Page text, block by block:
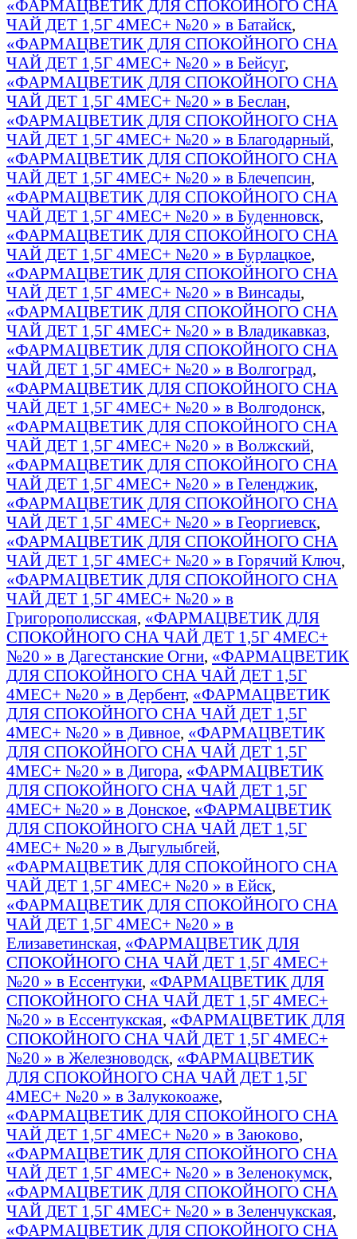
«ФАРМАЦВЕТИК ДЛЯ СПОКОЙНОГО СНА
ЧАЙ ДЕТ 1,5Г 4МЕС+ №20 » в Батайск,
«ФАРМАЦВЕТИК ДЛЯ СПОКОЙНОГО СНА
ЧАЙ ДЕТ 1,5Г 4МЕС+ №20 » в Бейсуг,
«ФАРМАЦВЕТИК ДЛЯ СПОКОЙНОГО СНА
ЧАЙ ДЕТ 1,5Г 4МЕС+ №20 » в Беслан,
«ФАРМАЦВЕТИК ДЛЯ СПОКОЙНОГО СНА
ЧАЙ ДЕТ 1,5Г 4МЕС+ №20 » в Благодарный,
«ФАРМАЦВЕТИК ДЛЯ СПОКОЙНОГО СНА
ЧАЙ ДЕТ 1,5Г 4МЕС+ №20 » в Блечепсин,
«ФАРМАЦВЕТИК ДЛЯ СПОКОЙНОГО СНА
ЧАЙ ДЕТ 1,5Г 4МЕС+ №20 » в Буденновск,
«ФАРМАЦВЕТИК ДЛЯ СПОКОЙНОГО СНА
ЧАЙ ДЕТ 1,5Г 4МЕС+ №20 » в Бурлацкое,
«ФАРМАЦВЕТИК ДЛЯ СПОКОЙНОГО СНА
ЧАЙ ДЕТ 1,5Г 4МЕС+ №20 » в Винсады,
«ФАРМАЦВЕТИК ДЛЯ СПОКОЙНОГО СНА
ЧАЙ ДЕТ 1,5Г 4МЕС+ №20 » в Владикавказ,
«ФАРМАЦВЕТИК ДЛЯ СПОКОЙНОГО СНА
ЧАЙ ДЕТ 1,5Г 4МЕС+ №20 » в Волгоград,
«ФАРМАЦВЕТИК ДЛЯ СПОКОЙНОГО СНА
ЧАЙ ДЕТ 1,5Г 4МЕС+ №20 » в Волгодонск,
«ФАРМАЦВЕТИК ДЛЯ СПОКОЙНОГО СНА
ЧАЙ ДЕТ 1,5Г 4МЕС+ №20 » в Волжский,
«ФАРМАЦВЕТИК ДЛЯ СПОКОЙНОГО СНА
ЧАЙ ДЕТ 1,5Г 4МЕС+ №20 » в Геленджик,
«ФАРМАЦВЕТИК ДЛЯ СПОКОЙНОГО СНА
ЧАЙ ДЕТ 1,5Г 4МЕС+ №20 » в Георгиевск,
«ФАРМАЦВЕТИК ДЛЯ СПОКОЙНОГО СНА
ЧАЙ ДЕТ 1,5Г 4МЕС+ №20 » в Горячий Ключ,
«ФАРМАЦВЕТИК ДЛЯ СПОКОЙНОГО СНА
ЧАЙ ДЕТ 1,5Г 4МЕС+ №20 » в
Григорополисская, «ФАРМАЦВЕТИК ДЛЯ
СПОКОЙНОГО СНА ЧАЙ ДЕТ 1,5Г 4МЕС+
№20 » в Дагестанские Огни, «ФАРМАЦВЕТИК
ДЛЯ СПОКОЙНОГО СНА ЧАЙ ДЕТ 1,5Г
4МЕС+ №20 » в Дербент, «ФАРМАЦВЕТИК
ДЛЯ СПОКОЙНОГО СНА ЧАЙ ДЕТ 1,5Г
4МЕС+ №20 » в Дивное, «ФАРМАЦВЕТИК
ДЛЯ СПОКОЙНОГО СНА ЧАЙ ДЕТ 1,5Г
4МЕС+ №20 » в Дигора, «ФАРМАЦВЕТИК
ДЛЯ СПОКОЙНОГО СНА ЧАЙ ДЕТ 1,5Г
4МЕС+ №20 » в Донское, «ФАРМАЦВЕТИК
ДЛЯ СПОКОЙНОГО СНА ЧАЙ ДЕТ 1,5Г
4МЕС+ №20 » в Дыгулыбгей,
«ФАРМАЦВЕТИК ДЛЯ СПОКОЙНОГО СНА
ЧАЙ ДЕТ 1,5Г 4МЕС+ №20 » в Ейск,
«ФАРМАЦВЕТИК ДЛЯ СПОКОЙНОГО СНА
ЧАЙ ДЕТ 1,5Г 4МЕС+ №20 » в
Елизаветинская, «ФАРМАЦВЕТИК ДЛЯ
СПОКОЙНОГО СНА ЧАЙ ДЕТ 1,5Г 4МЕС+
№20 » в Ессентуки, «ФАРМАЦВЕТИК ДЛЯ
СПОКОЙНОГО СНА ЧАЙ ДЕТ 1,5Г 4МЕС+
№20 » в Ессентукская, «ФАРМАЦВЕТИК ДЛЯ
СПОКОЙНОГО СНА ЧАЙ ДЕТ 1,5Г 4МЕС+
№20 » в Железноводск, «ФАРМАЦВЕТИК
ДЛЯ СПОКОЙНОГО СНА ЧАЙ ДЕТ 1,5Г
4МЕС+ №20 » в Залукокоаже,
«ФАРМАЦВЕТИК ДЛЯ СПОКОЙНОГО СНА
ЧАЙ ДЕТ 1,5Г 4МЕС+ №20 » в Заюково,
«ФАРМАЦВЕТИК ДЛЯ СПОКОЙНОГО СНА
ЧАЙ ДЕТ 1,5Г 4МЕС+ №20 » в Зеленокумск,
«ФАРМАЦВЕТИК ДЛЯ СПОКОЙНОГО СНА
ЧАЙ ДЕТ 1,5Г 4МЕС+ №20 » в Зеленчукская,
«ФАРМАЦВЕТИК ДЛЯ СПОКОЙНОГО СНА